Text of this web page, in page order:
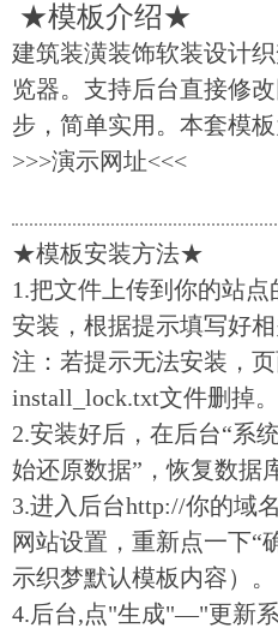
★模板介绍★
建筑装潢装饰软装设计
览器。支持后台直接修
步，简单实用。本套模
>>>演示网址<<<
★模板安装方法★
1.把文件上传到你的站
安装，根据提示填写好
注：若提示无法安装，
install_lock.txt文件删掉
2.安装好后，在后台“系
始还原数据”，恢复数据
3.进入后台http://你的域
网站设置，重新点一下“
示织梦默认模板内容）。
4.后台,点"生成"—"更新